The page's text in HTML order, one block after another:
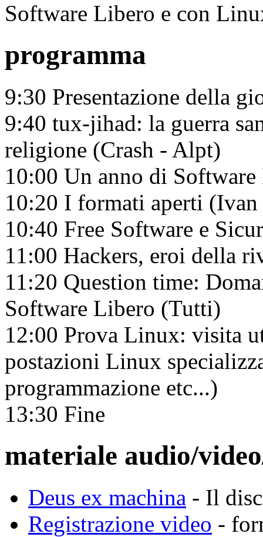
Software Libero e con
programma
9:30 Presentazione della
9:40 tux-jihad: la guerra
religione (Crash - Alpt)
10:00 Un anno di
10:20 I formati aperti
10:40 Free Software e
11:00 Hackers, eroi della
11:20 Question time:
Software Libero (Tutti)
12:00 Prova Linux: visita
postazioni Linux
programmazione etc...)
13:30 Fine
materiale audio/
Deus ex machina - Il
Registrazione video -